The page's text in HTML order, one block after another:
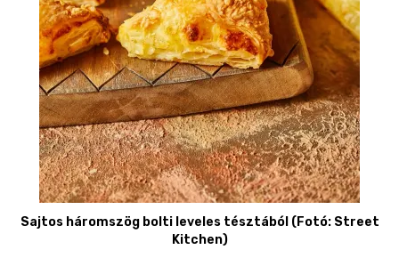
Sajtos háromszög bolti leveles tésztából (Fotó: Street
Kitchen)